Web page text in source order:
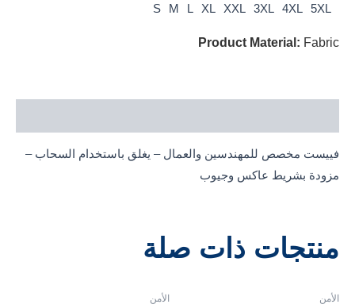
S M L XL XXL 3XL 4XL 5XL
Product Material: Fabric
فييست مخصص للمهندسين والعمال – يغلق باستخدام السحاب –
مزودة بشريط عاكس وجيوب
منتجات ذات صلة
الأمن الأمن